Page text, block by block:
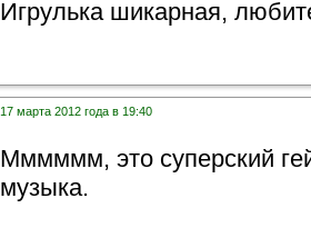
Игрулька шикарная,
17 марта 2012 года в 19:40
Мммммм, это суперский
музыка.